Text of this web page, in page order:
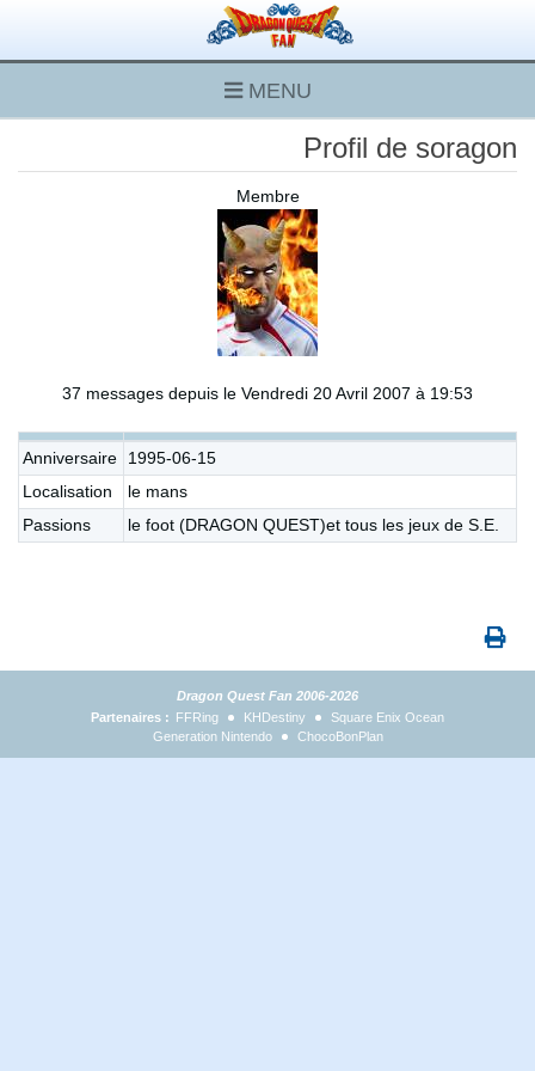
MENU
Profil de soragon
Membre
37 messages depuis le Vendredi 20 Avril 2007 à 19:53
Anniversaire
1995-06-15
Localisation
le mans
Passions
le foot (DRAGON QUEST)et tous les jeux de S.E.
Dragon Quest Fan 2006-2026
Partenaires : FFRing KHDestiny
Square Enix Ocean
Generation Nintendo
ChocoBonPlan